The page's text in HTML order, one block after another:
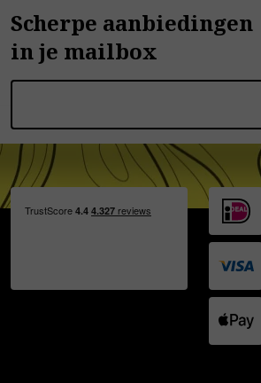
Scherpe aanbiedingen
in je mailbox